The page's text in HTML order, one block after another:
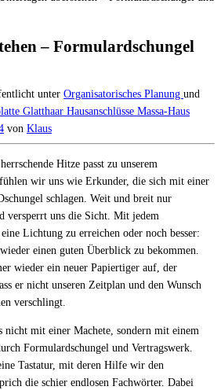
– Formulardschungel
unter Organisatorisches Planung und
Glatthaar Hausanschlüsse Massa-Haus
von Klaus
Hitze passt zu unserem
wir uns wie Erkunder, die sich mit einer
schlagen. Weit und breit nur
versperrt uns die Sicht. Mit jedem
Lichtung zu erreichen oder noch besser:
einen guten Überblick zu bekommen.
wieder ein neuer Papiertiger auf, der
er nicht unseren Zeitplan und den Wunsch
verschlingt.
nicht mit einer Machete, sondern mit einem
Formulardschungel und Vertragswerk.
Tastatur, mit deren Hilfe wir den
die schier endlosen Fachwörter. Dabei